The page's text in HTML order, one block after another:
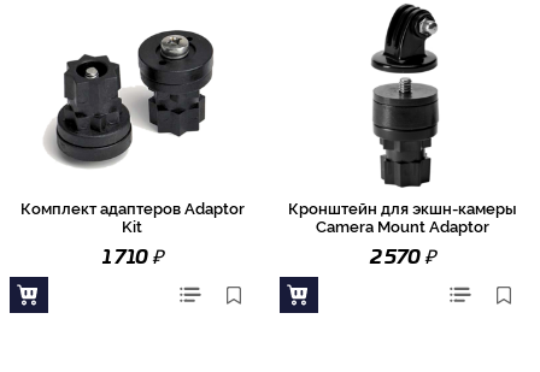
Комплект адаптеров Adaptor
Kit
1 710₽
Кронштейн для экшн-камеры
Camera Mount Adaptor
2 570₽